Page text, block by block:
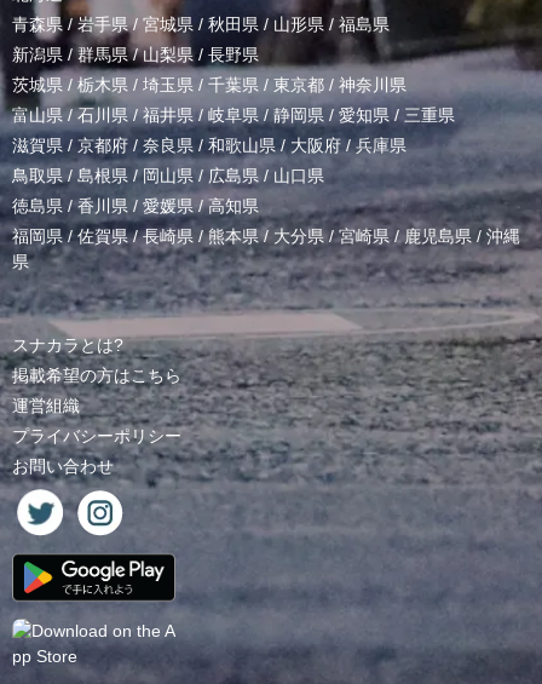
青森県 / 岩手県/ 宮城県 / 秋田県 / 山形県/ 福島県
新潟県 /群馬県/山梨県 / 長野県
茨城県 / 栃木県 / 埼玉県 / 千葉県 / 東京都 / 神奈川県
富山県 /石川県/福井県/岐阜県 / 静岡県 / 愛知県 / 三重県
滋賀県 / 京都府 / 奈良県 / 和歌山県/ 大阪府 /兵庫県
鳥取県/ 島根県 /岡山県/ 広島県 / 山口県
徳島県 /香川県 / 愛媛県/高知県
福岡県/佐賀県/長崎県 /熊本県/ 大分県/宮崎県 /鹿児島県 / 沖縄
県
スナカラとは?
掲載希望の方はこちら
運営組織
プライバシーポリシー
お問い合わせ